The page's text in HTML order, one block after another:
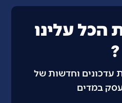
הכל עלינו
?
עדכונים וחדשות של
במדים